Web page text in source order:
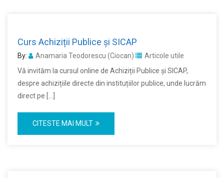
Curs Achiziții Publice și SICAP
By: Anamaria Teodorescu (Ciocan)
Articole utile
Vă invităm la cursul online de Achiziții Publice și SICAP,
despre achizițiile directe din instituțiilor publice, unde lucrăm
direct pe […]
CITESTE MAI MULT